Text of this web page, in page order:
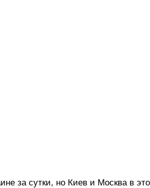
за сутки, но Киев и Москва в